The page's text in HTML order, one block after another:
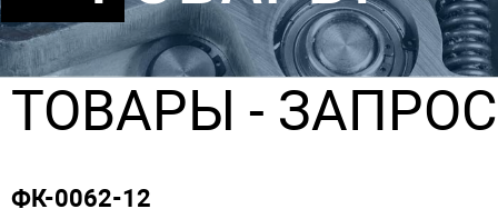
ТОВАРЫ -
ФК-0062-12